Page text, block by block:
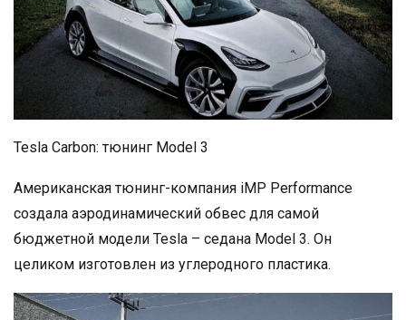
Tesla Carbon: тюнинг Model 3
Американская тюнинг-компания iMP Performance
создала аэродинамический обвес для самой
бюджетной модели Tesla – седана Model 3. Он
целиком изготовлен из углеродного пластика.